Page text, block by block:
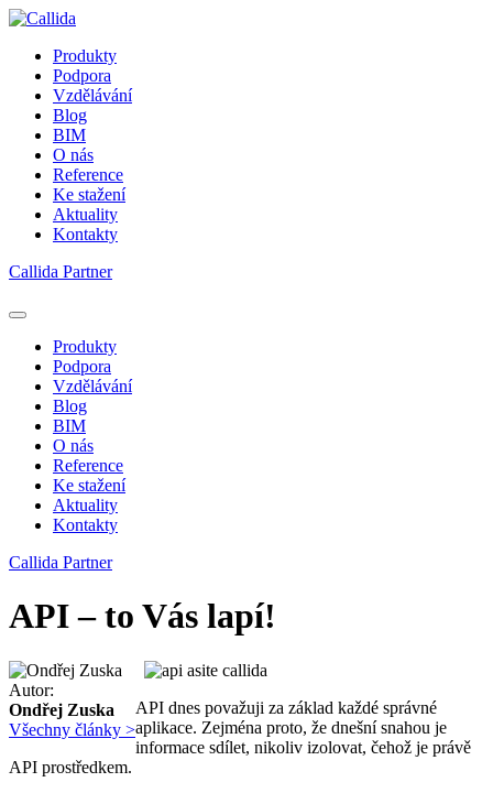
Produkty
Podpora
Vzdělávání
Blog
BIM
O nás
Reference
Ke stažení
Aktuality
Kontakty
Callida Partner
Produkty
Podpora
Vzdělávání
Blog
BIM
O nás
Reference
Ke stažení
Aktuality
Kontakty
Callida Partner
API – to Vás lapí!
Autor:
Ondřej Zuska
Všechny články >
API dnes považuji za základ každé správné
aplikace. Zejména proto, že dnešní snahou je
informace sdílet, nikoliv izolovat, čehož je právě
API prostředkem.